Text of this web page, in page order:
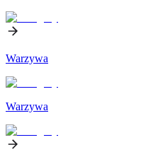
Warzywa
Warzywa